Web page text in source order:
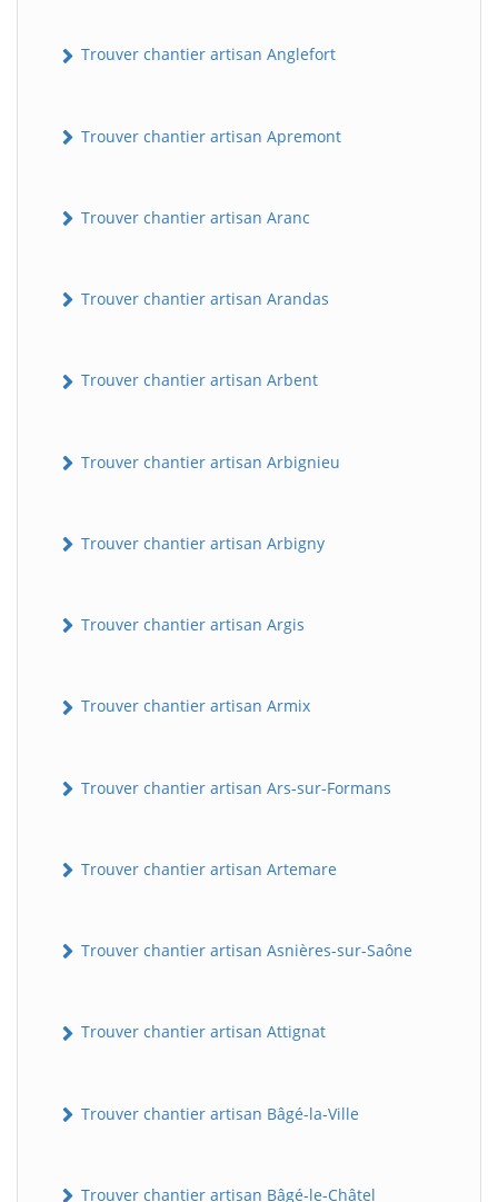
Trouver chantier artisan Anglefort
Trouver chantier artisan Apremont
Trouver chantier artisan Aranc
Trouver chantier artisan Arandas
Trouver chantier artisan Arbent
Trouver chantier artisan Arbignieu
Trouver chantier artisan Arbigny
Trouver chantier artisan Argis
Trouver chantier artisan Armix
Trouver chantier artisan Ars-sur-Formans
Trouver chantier artisan Artemare
Trouver chantier artisan Asnières-sur-Saône
Trouver chantier artisan Attignat
Trouver chantier artisan Bâgé-la-Ville
Trouver chantier artisan Bâgé-le-Châtel